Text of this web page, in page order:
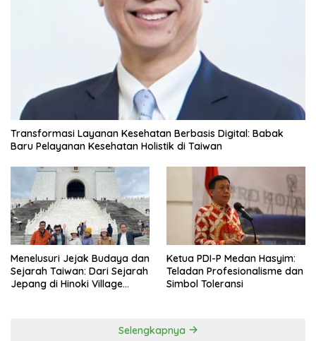
Transformasi Layanan Kesehatan Berbasis Digital: Babak
Baru Pelayanan Kesehatan Holistik di Taiwan
Menelusuri Jejak Budaya dan
Sejarah Taiwan: Dari Sejarah
Jepang di Hinoki Village
Ketua PDI-P Medan Hasyim:
Teladan Profesionalisme dan
Simbol Toleransi
Selengkapnya